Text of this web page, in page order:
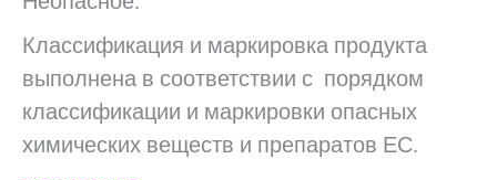
Классификация и маркировка продукта
выполнена в соответствии с порядком
классификации и маркировки опасных
химических веществ и препаратов ЕС.